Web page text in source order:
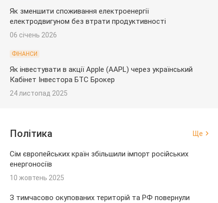
Як зменшити споживання електроенергії
електродвигуном без втрати продуктивності
06 січень 2026
ФІНАНСИ
Як інвестувати в акції Apple (AAPL) через український
Кабінет Інвестора БТС Брокер
24 листопад 2025
Політика Ще
Сім європейських країн збільшили імпорт російських
енергоносіїв
10 жовтень 2025
З тимчасово окупованих територій та РФ повернули